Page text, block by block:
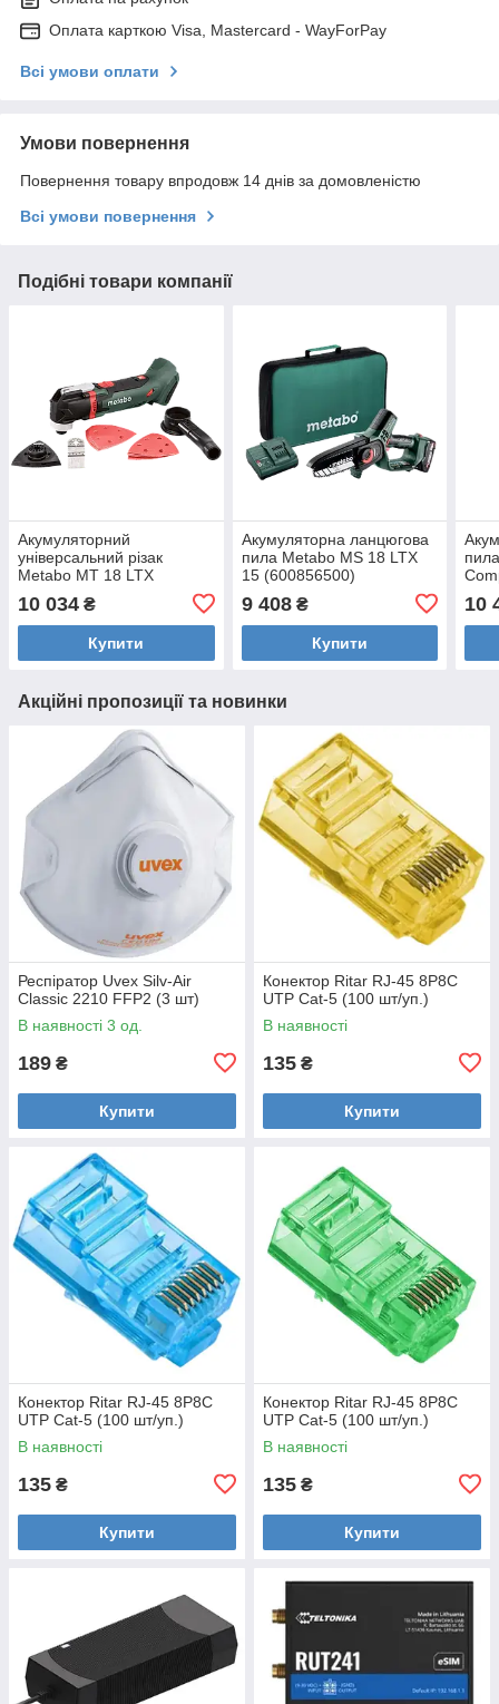
Оплата карткою Visa, Mastercard - WayForPay
Всі умови оплати
Умови повернення
Повернення товару впродовж 14 днів за домовленістю
Всі умови повернення
Подібні товари компанії
Акумуляторний
універсальний різак
Metabo MT 18 LTX
10 034 ₴
Купити
Акумуляторна ланцюгова
пила Metabo MS 18 LTX
15 (600856500)
9 408₴
Купити
10
Акційні пропозиції та новинки
Респіратор Uvex Silv-Air
Classic 2210 FFP2 (3 шт)
В наявності 3 од.
189 ₴
Купити
Конектор Ritar RJ-45 8P8C
UTP Cat-5 (100 шт/уп.)
В наявності
135 ₴
Купити
Конектор Ritar RJ-45 8P8C
UTP Cat-5 (100 шт/уп.)
В наявності
135 ₴
Купити
Конектор Ritar RJ-45 8P8C
UTP Cat-5 (100 шт/уп.)
В наявності
135 ₴
Купити